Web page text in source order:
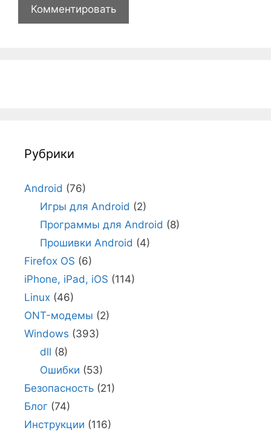
Рубрики
Android (76)
Игры для Android (2)
Программы для Android (8)
Прошивки Android (4)
Firefox OS (6)
iPhone, iPad, iOS (114)
Linux (46)
ONT-модемы (2)
Windows (393)
dll (8)
Ошибки (53)
Безопасность (21)
Блог (74)
Инструкции (116)